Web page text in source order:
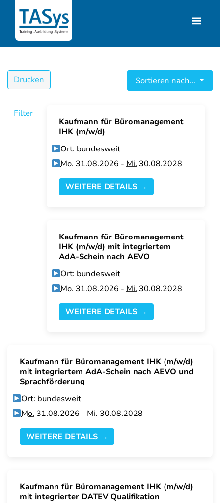
Drucken Sortieren nach...
Filter
Kaufmann für Büromanagement
IHK (m/w/d)
Ort: bundesweit
Mo. 31.08.2026 -Mi. 30.08.2028
WEITERE DETAILS →
Kaufmann für Büromanagement
IHK (m/w/d) mit integriertem
AdA-Schein nach AEVO
Ort: bundesweit
Mo. 31.08.2026 -Mi. 30.08.2028
WEITERE DETAILS →
Kaufmann für Büromanagement IHK (m/w/d)
mit integriertem AdA-Schein nach AEVO und
Sprachförderung
Ort: bundesweit
Mo. 31.08.2026 -Mi. 30.08.2028
WEITERE DETAILS →
Kaufmann für Büromanagement IHK (m/w/d)
mit integrierter DATEV Qualifikation